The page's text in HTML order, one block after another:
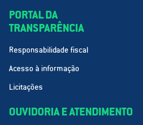
PORTAL DA
TRANSPARÊNCIA
Responsabilidade fiscal
Acesso à informação
Licitações
OUVIDORIA E ATENDIMENTO